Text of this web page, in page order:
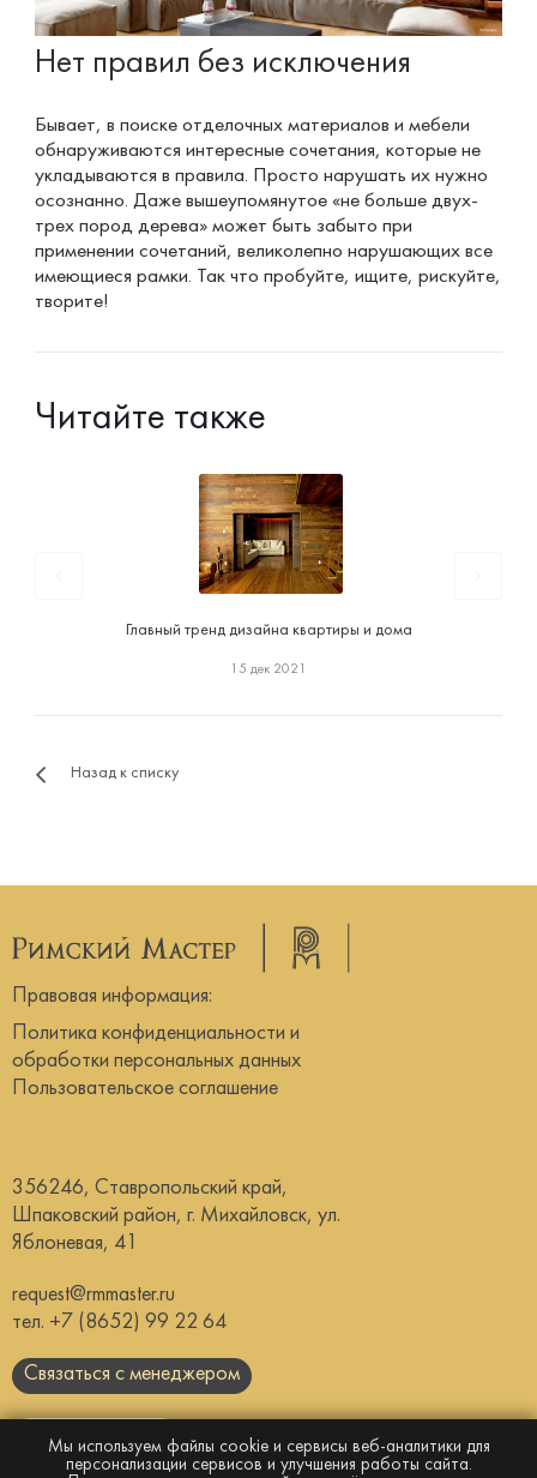
Нет правил без исключения
Бывает, в поиске отделочных материалов и мебели
обнаруживаются интересные сочетания, которые не
укладываются в правила. Просто нарушать их нужно
осознанно. Даже вышеупомянутое «не больше двух-
трех пород дерева» может быть забыто при
применении сочетаний, великолепно нарушающих все
имеющиеся рамки. Так что пробуйте, ищите, рискуйте,
творите!
Читайте также
Главный тренд дизайна квартиры и дома
15 дек 2021
Назад к списку
Правовая информация:
Политика конфиденциальности и
обработки персональных данных
Пользовательское соглашение
356246, Ставропольский край,
Шпаковский район, г. Михайловск, ул.
Яблоневая, 41
request@rmmaster.ru
тел. +7 (8652) 99 22 64
Связаться с менеджером
Скачать каталог
Мы используем файлы cookie и сервисы веб-аналитики для
персонализации сервисов и улучшения работы сайта.